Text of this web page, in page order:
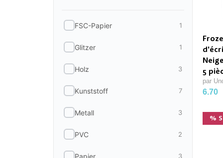
FSC-Papier 1
Glitzer 1
Holz 3
Kunststoff 7
Metall 3
PVC 2
Papier 3
5
par
6.70
%